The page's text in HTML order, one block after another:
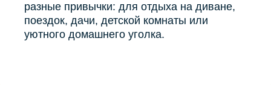
разные привычки: для отдыха на диване,
поездок, дачи, детской комнаты или
уютного домашнего уголка.